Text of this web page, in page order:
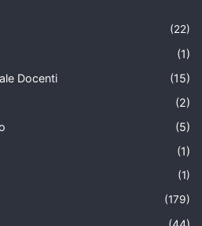
(22)
(1)
Docenti
(15)
(2)
(5)
(1)
(1)
(179)